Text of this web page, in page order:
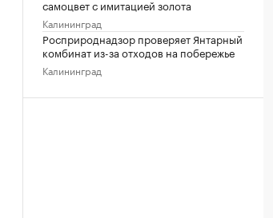
самоцвет с имитацией золота
Калининград
Росприроднадзор проверяет Янтарный
комбинат из-за отходов на побережье
Калининград